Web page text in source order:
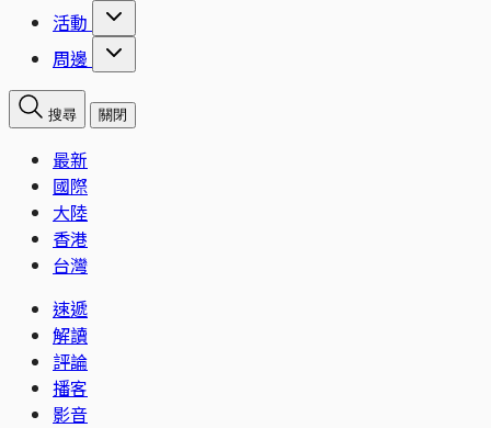
活動
周邊
搜尋 關閉
最新
國際
大陸
香港
台灣
速遞
解讀
評論
播客
影音